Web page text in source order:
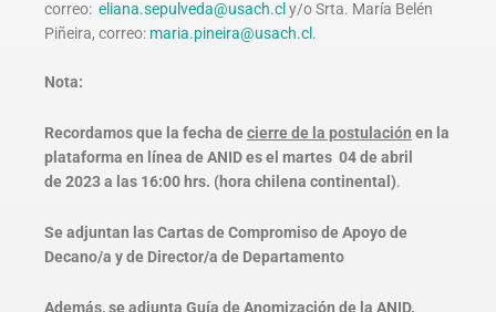
correo: eliana.sepulveda@usach.cl y/o Srta. María Belén
Piñeira, correo: maria.pineira@usach.cl .
Nota:
Recordamos que la fecha decierre de la postulación en la
plataforma en línea de ANID es el martes 04 de abril
de 2023 a las 16:00 hrs. (hora chilena continental).
Se adjuntan las Cartas de Compromiso de Apoyo de
Decano/a y de Director/a de Departamento
Además, se adjunta Guía de Anomización de la ANID.